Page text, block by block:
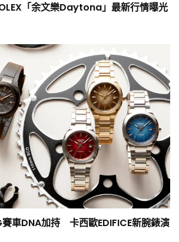
「余文樂Daytona」最新行情曝光
車DNA加持 卡西歐EDIFICE新腕錶演